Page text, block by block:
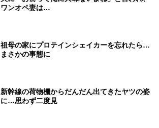
ワンオペ妻は…
祖母の家にプロテインシェイカーを忘れたら…
まさかの事態に
新幹線の荷物棚からだんだん出てきたヤツの姿
に…思わず二度見